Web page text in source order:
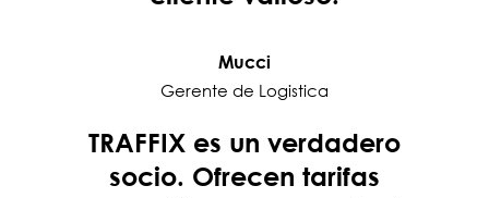
Mucci
Gerente de Logistica
TRAFFIX es un verdadero
socio. Ofrecen tarifas